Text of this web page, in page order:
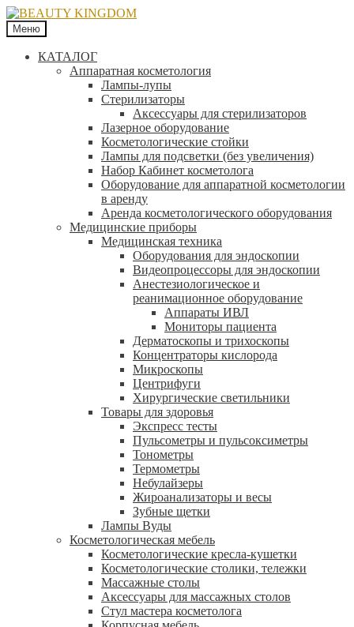
Меню
КАТАЛОГ
Аппаратная косметология
Лампы-лупы
Стерилизаторы
Аксессуары для стерилизаторов
Лазерное оборудование
Косметологические стойки
Лампы для подсветки (без увеличения)
Набор Кабинет косметолога
Оборудование для аппаратной косметологии
в аренду
Аренда косметологического оборудования
Медицинские приборы
Медицинская техника
Оборудования для эндоскопии
Видеопроцессоры для эндоскопии
Анестезиологическое и
реанимационное оборудование
Аппараты ИВЛ
Мониторы пациента
Дерматоскопы и трихоскопы
Концентраторы кислорода
Микроскопы
Центрифуги
Xирургические светильники
Товары для здоровья
Экспресс тесты
Пульсометры и пульсоксиметры
Тонометры
Термометры
Небулайзеры
Жироанализаторы и весы
Зубные щетки
Лампы Вуды
Косметологическая мебель
Косметологические кресла-кушетки
Косметологические столики, тележки
Массажные столы
Аксессуары для массажных столов
Стул мастера косметолога